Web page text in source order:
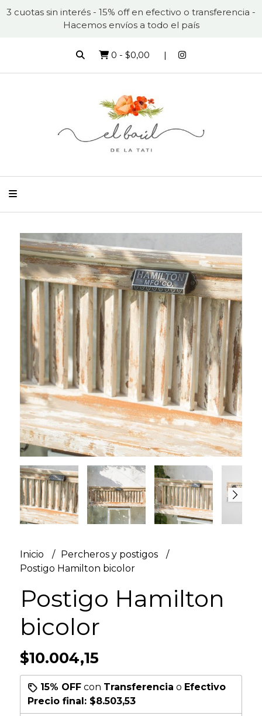
3 cuotas sin interés - 15% off en efectivo o transferencia -
Hacemos envíos a todo el país
0 - $0,00
Inicio
Percheros y postigos
Postigo Hamilton bicolor
Postigo Hamilton
bicolor
$10.004,15
15% OFFcon Transferencia o Efectivo
Precio final: $8.503,53